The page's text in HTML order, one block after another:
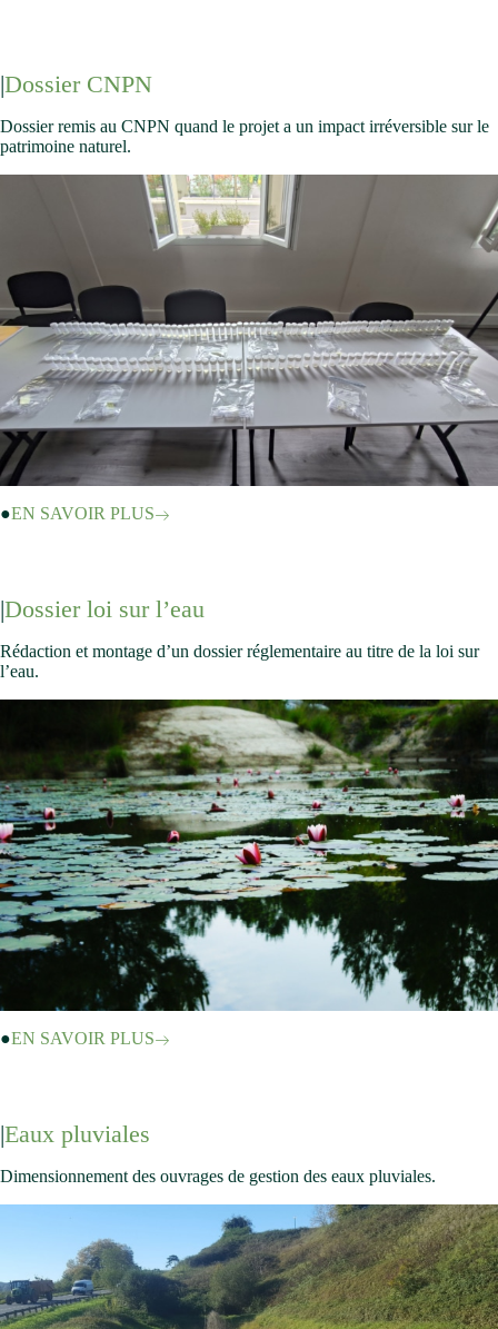
Dossier CNPN
Dossier remis au CNPN quand le projet a un impact irréversible sur le
patrimoine naturel.
EN SAVOIR PLUS
Dossier loi sur l’eau
Rédaction et montage d’un dossier réglementaire au titre de la loi sur
l’eau.
EN SAVOIR PLUS
Eaux pluviales
Dimensionnement des ouvrages de gestion des eaux pluviales.